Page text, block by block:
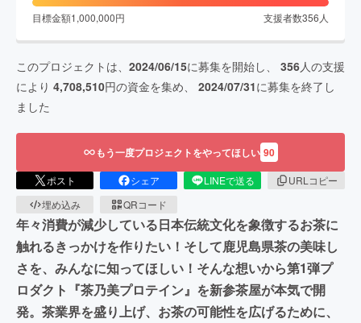
目標金額1,000,000円 支援者数356 人
このプロジェクトは、 2024/06/15に募集を開始し、 356人の支援
により 4,708,510円の資金を集め、 2024/07/31に募集を終了し
ました
もう一度プロジェクトをやってほしい 90
ポスト シェア LINEで送る
URLコピー
埋め込み
QRコード
年々消費が減少している日本伝統文化を象徴するお茶に
触れるきっかけを作りたい！そして鹿児島県茶の美味し
さを、みんなに知ってほしい！そんな想いから第1弾プ
ロダクト『茶乃美プロテイン』を新参茶屋が本気で開
発。茶業界を盛り上げ、お茶の可能性を広げるために、